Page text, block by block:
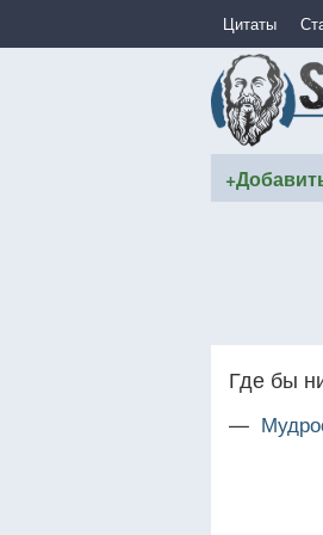
Цитаты
Где бы
—